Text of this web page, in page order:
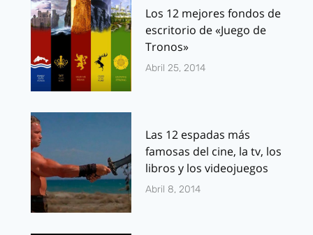
Los 12 mejores fondos de
escritorio de «Juego de
Tronos»
Abril 25, 2014
Las 12 espadas más
famosas del cine, la tv, los
libros y los videojuegos
Abril 8, 2014